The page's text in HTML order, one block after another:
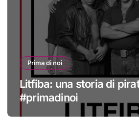
Prima di noi
Litfiba: una storia di
#primadinoi